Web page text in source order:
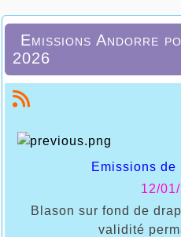
Emissions Andorre
2026
Emissions de
12/
Blason sur fond de
validité